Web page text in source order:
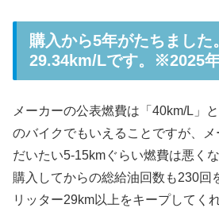
購入から5年がたちました
29.34km/Lです。※2025
メーカーの公表燃費は「40km/L」
のバイクでもいえることですが、メ
だいたい5-15kmぐらい燃費は悪くな
購入してからの総給油回数も230回
リッター29km以上をキープしてく